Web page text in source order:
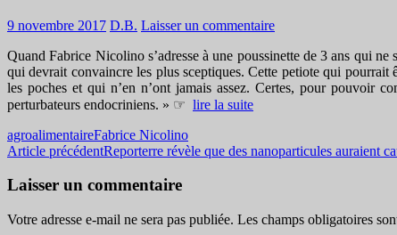
9 novembre 2017 D.B. Laisser un commentaire
Quand Fabrice Nicolino s’adresse à une poussinette de 3 ans qui
qui devrait convaincre les plus sceptiques. Cette petiote qui pourrait
les poches et qui n’en n’ont jamais assez. Certes, pour pouvoir
perturbateurs endocriniens. » ☞ lire la suite
agroalimentaireFabrice Nicolino
Navigation
des
Article précédentReporterre révèle que des nanoparticules auraient
Laisser un commentaire
Votre adresse e-mail ne sera pas publiée. Les champs obligatoires